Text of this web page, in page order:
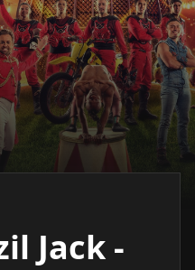
Jack -